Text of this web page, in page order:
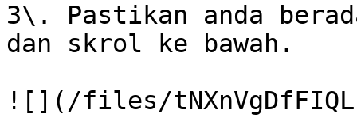
3\. Pastikan anda
dan skrol ke bawah.
![](/files/